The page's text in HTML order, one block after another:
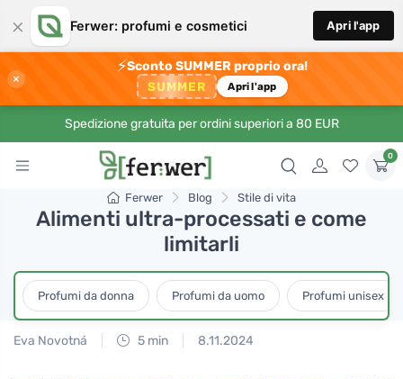
× Ferwer: profumi e cosmetici Apri l'app
×
⚡Sconto SUMMER proprio ora!
SUMMER Apri l'app
Spedizione gratuita per ordini superiori a 80 EUR
0
Ferwer Blog Stile di vita
Alimenti ultra-processati e come
limitarli
Profumi da donna Profumi da uomo Profumi unisex
Eva Novotná 5 min 8.11.2024